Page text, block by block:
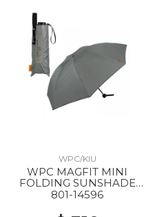
WPC/KIU
WPC MAGFIT MINI
FOLDING SUNSHADE
PARASOL GRAY
801-14596